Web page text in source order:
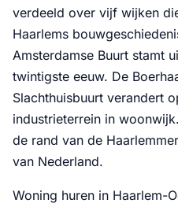
verdeeld over vijf wijken
Haarlems
Amsterdamse Buurt stamt
twintigste eeuw. De
Slachthuisbuurt verandert
industrieterrein in
de rand van de
van Nederland.
Woning huren in Haarlem-